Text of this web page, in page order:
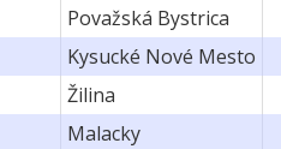
Považská Bystrica
Kysucké Nové Mesto
Žilina
Malacky